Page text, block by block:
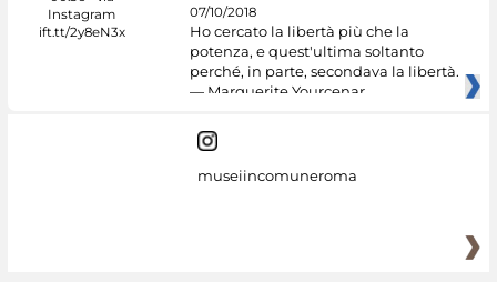
07/10/2018
Ho cercato la libertà più che la
potenza, e quest'ultima soltanto
perché, in parte, secondava la libertà.
— Marguerite Yourcenar
museiincomuneroma